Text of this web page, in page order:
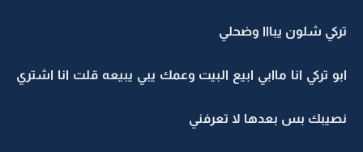
تركي شلون يبااا وضحلي
ابو تركي انا ماابي ابيع البيت وعمك يبي يبيعه قلت انا اشتري
نصيبك بس بعدها لا تعرفني